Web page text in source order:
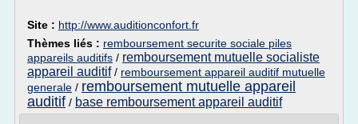
Site : http://www.auditionconfort.fr
Thèmes liés : remboursement securite sociale piles
appareils auditifs / remboursement mutuelle socialiste
appareil auditif/ remboursement appareil auditif mutuelle
generale / remboursement mutuelle appareil
auditif / base remboursement appareil auditif